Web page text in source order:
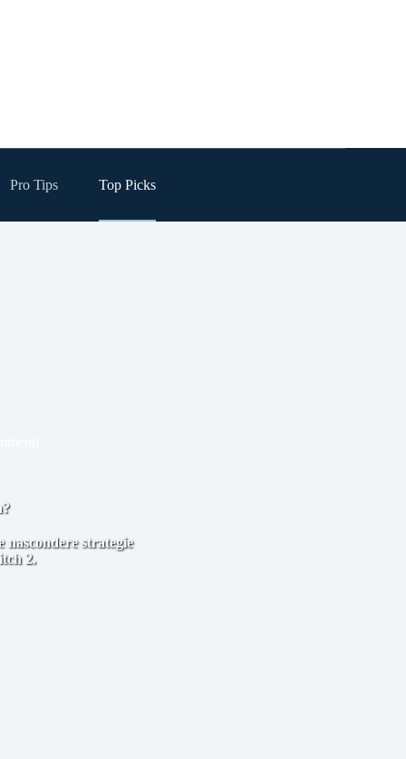
Pro Tips Top Picks
strategie
2.